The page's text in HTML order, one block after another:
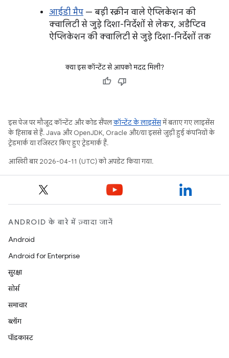
आईडी मैप — बड़ी स्क्रीन वाले ऐप्लिकेशन की
क्वालिटी से जुड़े दिशा-निर्देशों से लेकर, अडैप्टिव
ऐप्लिकेशन की क्वालिटी से जुड़े दिशा-निर्देशों तक
क्या इस कॉन्टेंट से आपको मदद मिली?
इस पेज पर मौजूद कॉन्टेंट और कोड सैंपलकॉन्टेंट के लाइसेंसमें बताए गए लाइसेंस
के हिसाब से हैं. Java और OpenJDK, Oracle और/या इससे जुड़ी हुई कंपनियों के
ट्रेडमार्क या रजिस्टर किए हुए ट्रेडमार्क हैं.
आखिरी बार 2026-04-11 (UTC) को अपडेट किया गया.
ANDROID के बारे में ज़्यादा जानें
Android
Android for Enterprise
सुरक्षा
सोर्स
समाचार
ब्लॉग
पॉडकास्ट